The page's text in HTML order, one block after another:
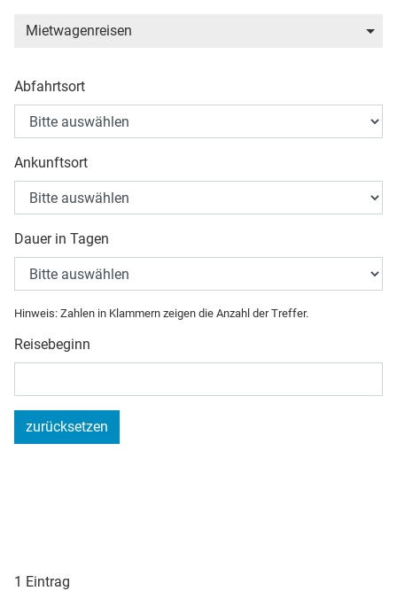
Mietwagenreisen
Abfahrtsort
Ankunftsort
Dauer in Tagen
Hinweis: Zahlen in Klammern zeigen die Anzahl der Treffer.
Reisebeginn
zurücksetzen
1 Eintrag